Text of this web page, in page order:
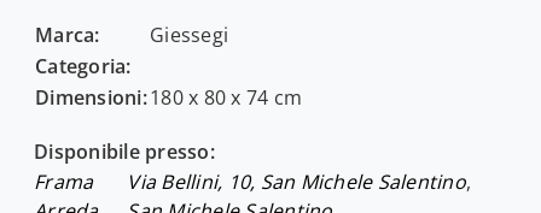
Marca:
Giessegi
Categoria:
Dimensioni:180 x 80 x 74 cm
Disponibile presso:
Frama
Via Bellini, 10, San Michele Salentino,